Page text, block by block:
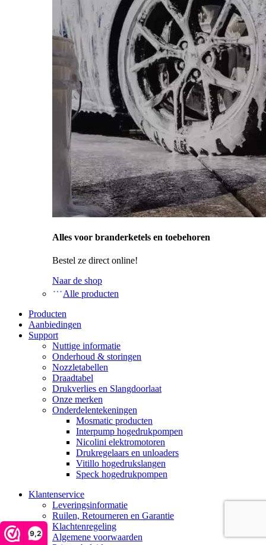
9,2
Alles voor branderketels en toebehoren
Bestel ze direct online!
Naar de shop
Alle producten
Producten
Aanbiedingen
Support
Nuttige informatie
Onderhoud & storingen
Nozzletabellen
Draadtabel
Drukverlies en Slangdoorlaat
Onze merken
Onderdelentekeningen
Mosmatic producten
Interpump hogedrukpompen
Nicolini elektromotoren
Drukregelaars en unloaders
Vitillo hogedrukslangen
Speck hogedrukpompen
Klantenservice
Leveringsinformatie
Ruilen, Retourneren en Garantie
Klachtenregeling
Algemene voorwaarden